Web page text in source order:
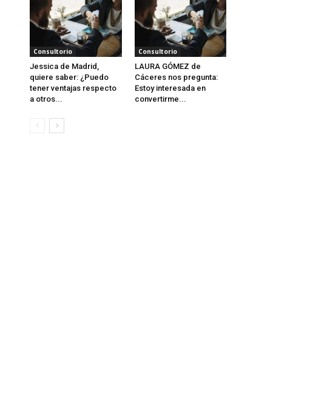
Consultorio
Jessica de Madrid,
quiere saber: ¿Puedo
tener ventajas respecto
a otros...
Consultorio
LAURA GÓMEZ de
Cáceres nos pregunta:
Estoy interesada en
convertirme...